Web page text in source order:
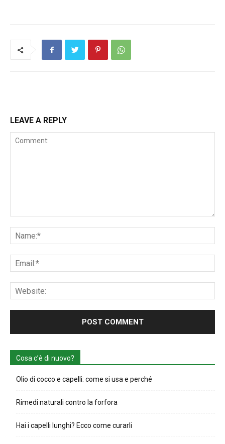
LEAVE A REPLY
Cosa c’è di nuovo?
Olio di cocco e capelli: come si usa e perché
Rimedi naturali contro la forfora
Hai i capelli lunghi? Ecco come curarli